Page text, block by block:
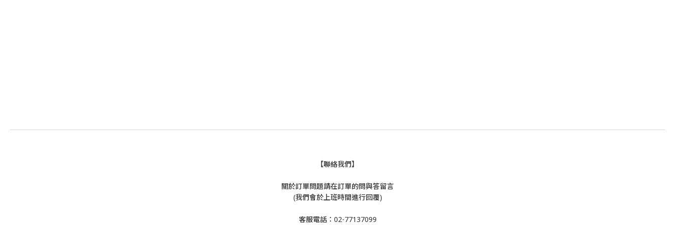
【聯絡我們】
關於訂單問題請在訂單的問與答留言
(我們會於上班時間進行回覆)
客服電話：02-77137099